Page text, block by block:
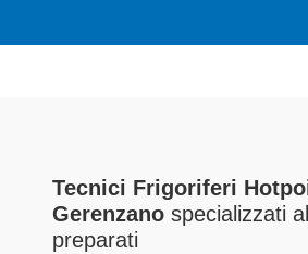
Tecnici Frigoriferi
Gerenzano specializzati
preparati